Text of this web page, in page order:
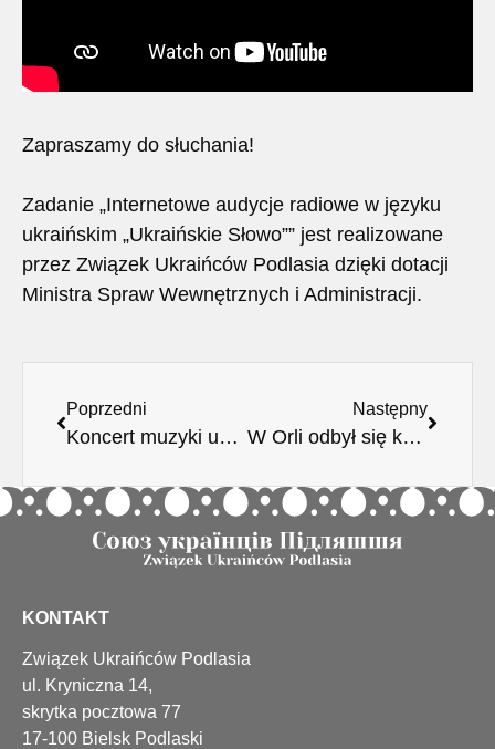
Zapraszamy do słuchania!
Zadanie „Internetowe audycje radiowe w języku
ukraińskim „Ukraińskie Słowo”” jest realizowane
przez Związek Ukraińców Podlasia dzięki dotacji
Ministra Spraw Wewnętrznych i Administracji.
Poprzedni
Koncert muzyki ukraińskiej w Orli
Następny
W Orli odbył się koncert muzyki ukraińskiej
KONTAKT
Związek Ukraińców Podlasia
ul. Kryniczna 14,
skrytka pocztowa 77
17-100 Bielsk Podlaski